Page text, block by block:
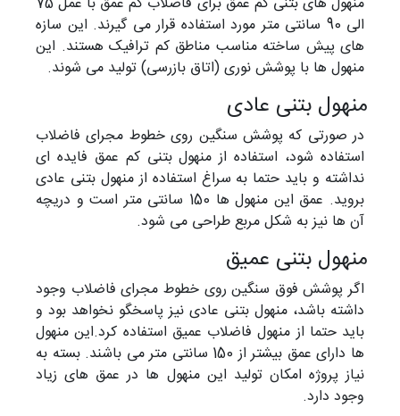
الی 90 سانتی متر مورد استفاده قرار می گیرند. این سازه
های پیش ساخته مناسب مناطق کم ترافیک هستند. این
منهول ها با پوشش نوری (اتاق بازرسی) تولید می شوند.
منهول بتنی عادی
در صورتی که پوشش سنگین روی خطوط مجرای فاضلاب
استفاده شود، استفاده از منهول بتنی کم عمق فایده ای
نداشته و باید حتما به سراغ استفاده از منهول بتنی عادی
بروید. عمق این منهول ها 150 سانتی متر است و دریچه
آن ها نیز به شکل مربع طراحی می شود.
منهول بتنی عمیق
اگر پوشش فوق سنگین روی خطوط مجرای فاضلاب وجود
داشته باشد، منهول بتنی عادی نیز پاسخگو نخواهد بود و
باید حتما از منهول فاضلاب عمیق استفاده کرد.این منهول
ها دارای عمق بیشتر از 150 سانتی متر می باشند. بسته به
نیاز پروژه امکان تولید این منهول ها در عمق های زیاد
وجود دارد.